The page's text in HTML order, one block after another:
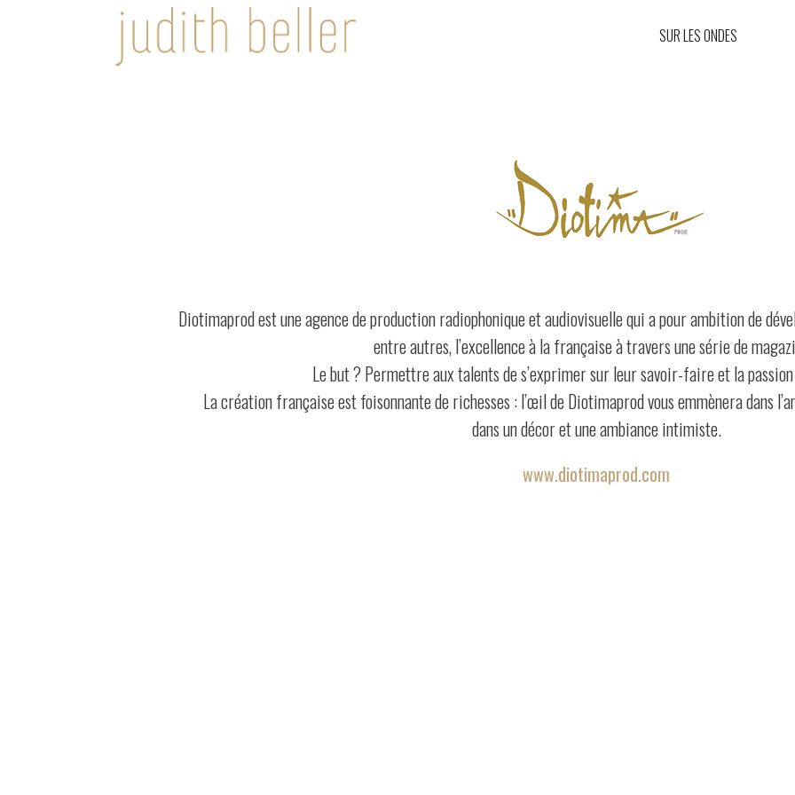
SUR LES ONDES
Diotimaprod est une agence de production radiophonique et audiovisuelle qui a pour ambition de
entre autres, l’excellence à la française à travers une série de
Le but ? Permettre aux talents de s’exprimer sur leur savoir-faire et la
La création française est foisonnante de richesses : l’œil de Diotimaprod vous emmènera dans
dans un décor et une ambiance intimiste.
www.diotimaprod.com